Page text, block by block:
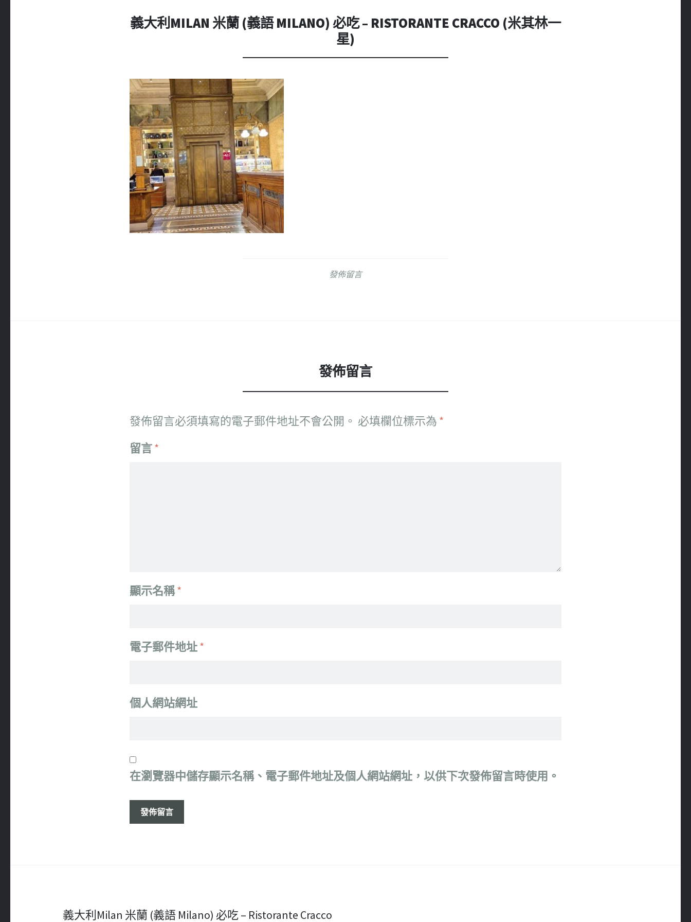
容
義大利MILAN 米蘭 (義語 MILANO) 必吃 – RISTORANTE CRACCO (米其林一
星)
發佈留言
發佈留言
發佈留言必須填寫的電子郵件地址不會公開。 必填欄位標示為 *
留言*
顯示名稱*
電子郵件地址*
個人網站網址
在瀏覽器中儲存顯示名稱、電子郵件地址及個人網站網址，以供下次發佈留言時使用。
義大利Milan 米蘭 (義語 Milano) 必吃 – Ristorante Cracco